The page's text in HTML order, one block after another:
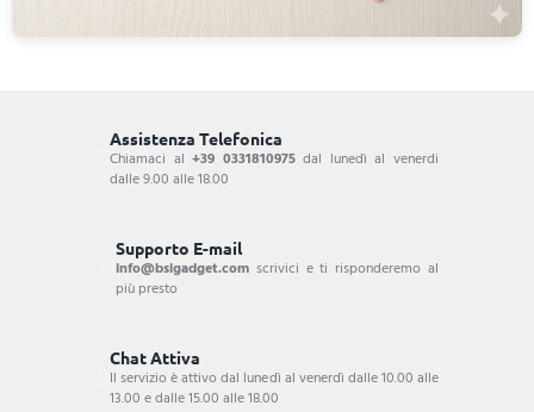
Assistenza Telefonica
Chiamaci al+39 0331810975dal lunedì al venerdi
dalle 9.00 alle 18.00
Supporto E-mail
info@bsigadget.com scrivici e ti risponderemo al
più presto
Chat Attiva
Il servizio è attivo dal lunedì al venerdì dalle 10.00 alle
13.00 e dalle 15.00 alle 18.00